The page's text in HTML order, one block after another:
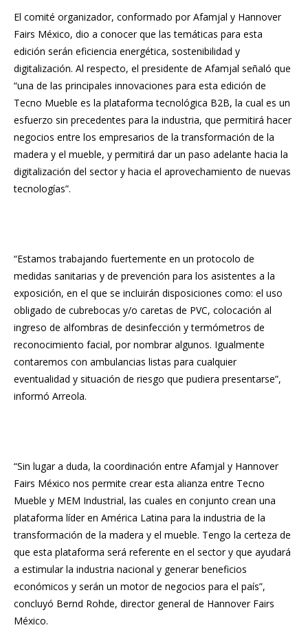
El comité organizador, conformado por Afamjal y Hannover
Fairs México, dio a conocer que las temáticas para esta
edición serán eficiencia energética, sostenibilidad y
digitalización. Al respecto, el presidente de Afamjal señaló que
“una de las principales innovaciones para esta edición de
Tecno Mueble es la plataforma tecnológica B2B, la cual es un
esfuerzo sin precedentes para la industria, que permitirá hacer
negocios entre los empresarios de la transformación de la
madera y el mueble, y permitirá dar un paso adelante hacia la
digitalización del sector y hacia el aprovechamiento de nuevas
tecnologías”.
“Estamos trabajando fuertemente en un protocolo de
medidas sanitarias y de prevención para los asistentes a la
exposición, en el que se incluirán disposiciones como: el uso
obligado de cubrebocas y/o caretas de PVC, colocación al
ingreso de alfombras de desinfección y termómetros de
reconocimiento facial, por nombrar algunos. Igualmente
contaremos con ambulancias listas para cualquier
eventualidad y situación de riesgo que pudiera presentarse”,
informó Arreola.
“Sin lugar a duda, la coordinación entre Afamjal y Hannover
Fairs México nos permite crear esta alianza entre Tecno
Mueble y MEM Industrial, las cuales en conjunto crean una
plataforma líder en América Latina para la industria de la
transformación de la madera y el mueble. Tengo la certeza de
que esta plataforma será referente en el sector y que ayudará
a estimular la industria nacional y generar beneficios
económicos y serán un motor de negocios para el país”,
concluyó Bernd Rohde, director general de Hannover Fairs
México.